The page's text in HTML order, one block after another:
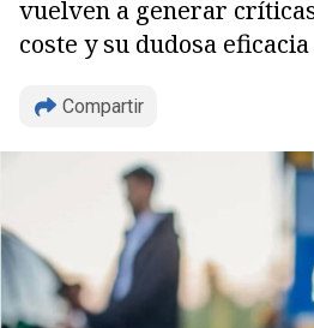
vuelven a generar
coste y su dudosa
Compartir